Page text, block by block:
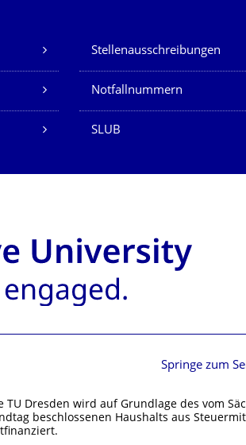
Stellenausschreibungen
Notfallnummern
SLUB
Springe zum
TU Dresden wird auf Grundlage des vom
beschlossenen Haushalts aus